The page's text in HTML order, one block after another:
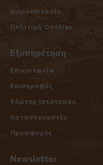
Δωροεπιταγές
Πολιτική Cookies
Εξυπηρέτηση
Επικοινωνία
Επιστροφές
Χάρτης Ιστότοπου
Κατασκευαστές
Προσφορές
Newsletter